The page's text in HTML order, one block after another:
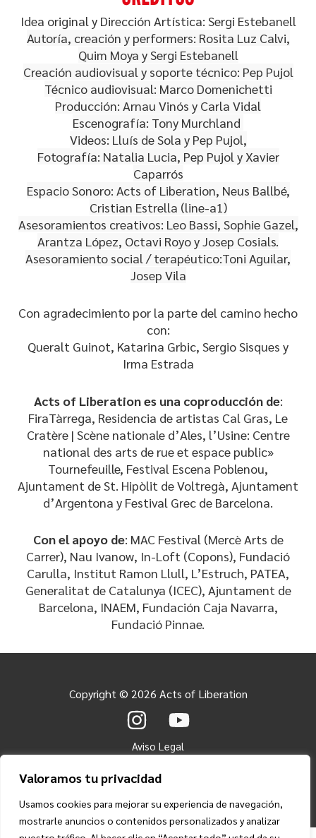
Valoramos tu privacidad
Usamos cookies para mejorar su experiencia de navegación,
mostrarle anuncios o contenidos personalizados y analizar
Idea original y Dirección Artística: Sergi Estebanell
Autoría, creación y performers: Rosita Luz Calvi,
Quim Moya y Sergi Estebanell
Creación audiovisual y soporte técnico: Pep Pujol
Técnico audiovisual: Marco Domenichetti
Producción: Arnau Vinós y Carla Vidal
Escenografía: Tony Murchland
Videos: Lluís de Sola y Pep Pujol,
Fotografía: Natalia Lucia, Pep Pujol y Xavier
Caparrós
Espacio Sonoro: Acts of Liberation, Neus Ballbé,
Cristian Estrella (line-a1)
Asesoramientos creativos: Leo Bassi, Sophie Gazel,
Arantza López, Octavi Royo y Josep Cosials.
Asesoramiento social / terapéutico:Toni Aguilar,
Josep Vila
Con agradecimiento por la parte del camino hecho
con:
Queralt Guinot, Katarina Grbic, Sergio Sisques y
Irma Estrada
Acts of Liberation es una coproducción de:
FiraTàrrega, Residencia de artistas Cal Gras, Le
Cratère | Scène nationale d’Ales, l’Usine: Centre
national des arts de rue et espace public»
Tournefeuille, Festival Escena Poblenou,
Ajuntament de St. Hipòlit de Voltregà, Ajuntament
d’Argentona y Festival Grec de Barcelona.
Con el apoyo de: MAC Festival (Mercè Arts de
Carrer), Nau Ivanow, In-Loft (Copons), Fundació
Carulla, Institut Ramon Llull, L’Estruch, PATEA,
Generalitat de Catalunya (ICEC), Ajuntament de
Barcelona, INAEM, Fundación Caja Navarra,
Fundació Pinnae.
Copyright © 2026 Acts of Liberation
Aviso Legal
Política de Cookies